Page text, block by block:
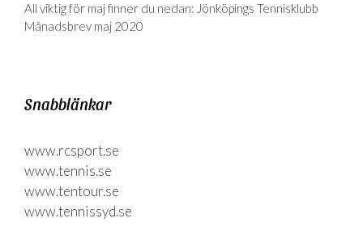
All viktig för maj finner du nedan: Jönköpings Tennisklubb
Månadsbrev maj 2020
Snabblänkar
www.rcsport.se
www.tennis.se
www.tentour.se
www.tennissyd.se